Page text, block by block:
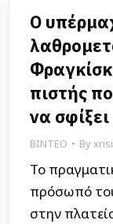
Ο
πιστής
να
ΒΙΝΤΕΟ By
Το
πρόσωπό
στην